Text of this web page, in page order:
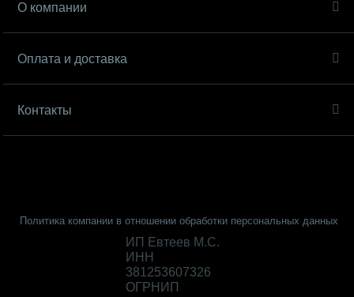
О компании
Оплата и доставка
Контакты
Политика компании в отношении обработки персональных данных
ИП Евтеев М.С.
ИНН
381253607326
ОГРНИП